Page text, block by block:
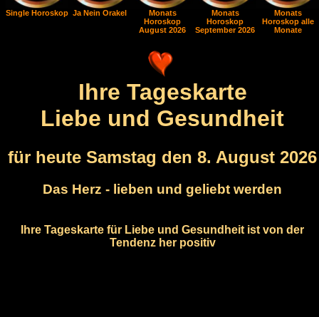
Single Horoskop Ja Nein Orakel
Monats
Horoskop
August 2026
Monats
Horoskop
September 2026
Monats
Horoskop alle
Monate
Ihre Tageskarte
Liebe und Gesundheit
für heute Samstag den 8. August 2026
Das Herz - lieben und geliebt werden
Ihre Tageskarte für Liebe und Gesundheit ist von der
Tendenz her positiv